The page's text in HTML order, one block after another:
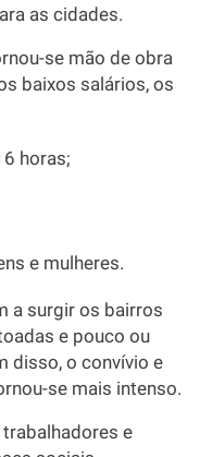
as cidades.
se mão de obra
baixos salários, os
horas;
e mulheres.
a surgir os bairros
e pouco ou
disso, o convívio e
se mais intenso.
e